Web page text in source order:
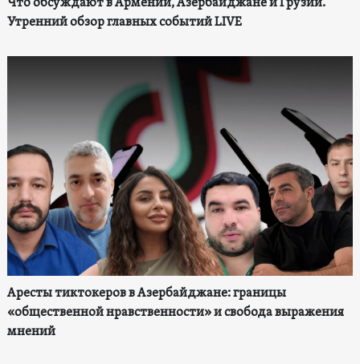
Утренний обзор главных событий LIVE
Аресты тиктокеров в Азербайджане: границы
«общественной нравственности» и свобода выражения
мнений